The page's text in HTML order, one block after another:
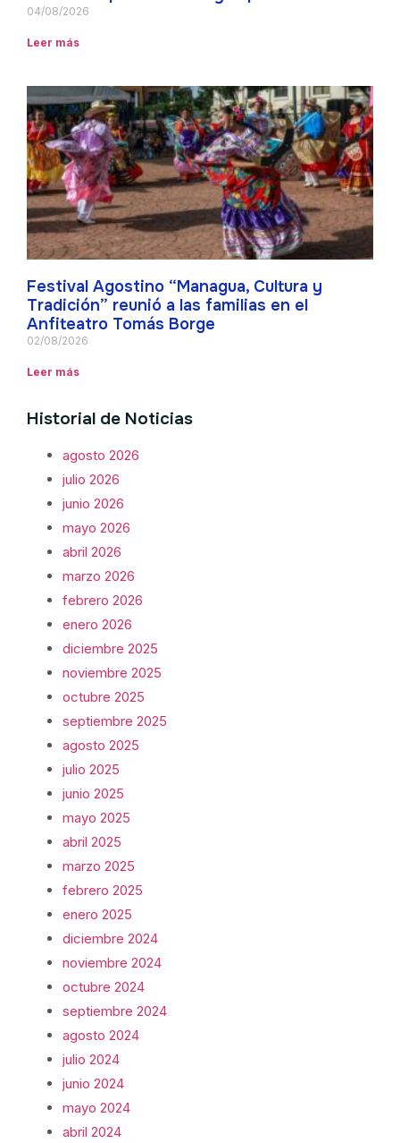
04/08/2026
Leer más
Festival Agostino “Managua, Cultura y
Tradición” reunió a las familias en el
Anfiteatro Tomás Borge
02/08/2026
Leer más
Historial de Noticias
agosto 2026
julio 2026
junio 2026
mayo 2026
abril 2026
marzo 2026
febrero 2026
enero 2026
diciembre 2025
noviembre 2025
octubre 2025
septiembre 2025
agosto 2025
julio 2025
junio 2025
mayo 2025
abril 2025
marzo 2025
febrero 2025
enero 2025
diciembre 2024
noviembre 2024
octubre 2024
septiembre 2024
agosto 2024
julio 2024
junio 2024
mayo 2024
abril 2024